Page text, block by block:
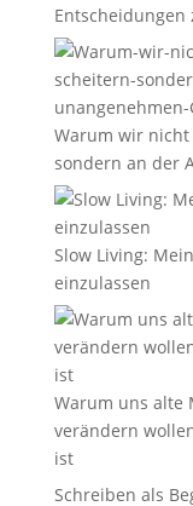
Warum wir
sondern an der
Slow Living:
einzulassen
Warum uns alte
verändern
ist
Schreiben als